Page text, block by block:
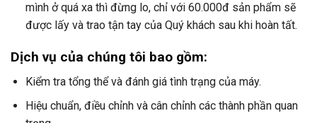
mình ở quá xa thì đừng lo, chỉ với 60.000đ sản phẩm sẽ
được lấy và trao tận tay của Quý khách sau khi hoàn tất.
Dịch vụ của chúng tôi bao gồm:
Kiểm tra tổng thể và đánh giá tình trạng của máy.
Hiệu chuẩn, điều chỉnh và cân chỉnh các thành phần quan